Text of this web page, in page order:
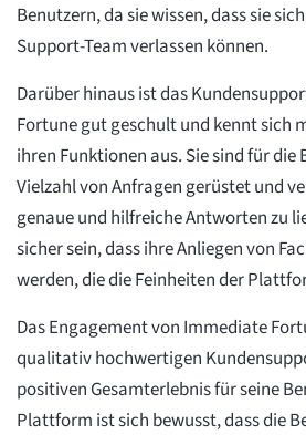
Benutzern, da sie wissen, dass sie
Support-Team verlassen können.
Darüber hinaus ist das
Fortune gut geschult und kennt sich
ihren Funktionen aus. Sie sind für
Vielzahl von Anfragen gerüstet und
genaue und hilfreiche Antworten zu
sicher sein, dass ihre Anliegen von
werden, die die Feinheiten der
Das Engagement von Immediate
qualitativ hochwertigen
positiven Gesamterlebnis für seine
Plattform ist sich bewusst, dass die